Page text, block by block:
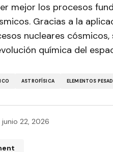
mejor los procesos
Gracias a la
nucleares
química del
ASTROFÍSICA ELEMENTOS
junio 22, 2026